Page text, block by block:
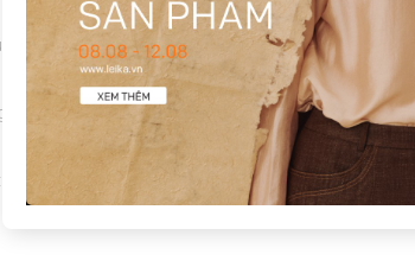
nhiều dáng người, hoàn thiện tinh tế, vải dễ giặt nhé.
thời thượng.
mát.